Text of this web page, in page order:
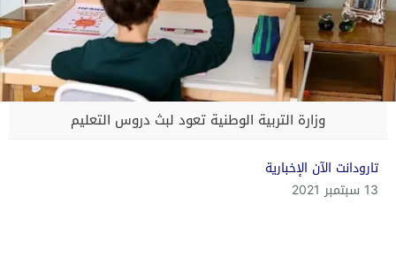
وزارة التربية الوطنية تعود لبث دروس التعليم
تارودانت الآن الإخبارية
13 سبتمبر 2021